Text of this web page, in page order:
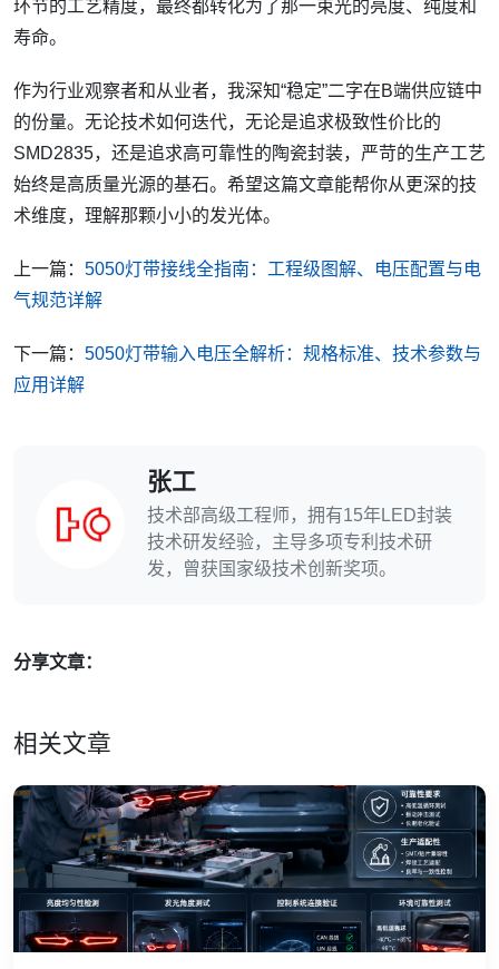
环节的工艺精度，最终都转化为了那一束光的亮度、纯度和
寿命。
作为行业观察者和从业者，我深知“稳定”二字在B端供应链中
的份量。无论技术如何迭代，无论是追求极致性价比的
SMD2835，还是追求高可靠性的陶瓷封装，严苛的生产工艺
始终是高质量光源的基石。希望这篇文章能帮你从更深的技
术维度，理解那颗小小的发光体。
上一篇： 5050灯带接线全指南：工程级图解、电压配置与电
气规范详解
下一篇： 5050灯带输入电压全解析：规格标准、技术参数与
应用详解
张工
技术部高级工程师，拥有15年LED封装
技术研发经验，主导多项专利技术研
发，曾获国家级技术创新奖项。
分享文章：
相关文章